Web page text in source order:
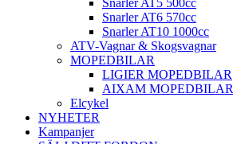
Snarler AT5 500cc
Snarler AT6 570cc
Snarler AT10 1000cc
ATV-Vagnar & Skogsvagnar
MOPEDBILAR
LIGIER MOPEDBILAR
AIXAM MOPEDBILAR
Elcykel
NYHETER
Kampanjer